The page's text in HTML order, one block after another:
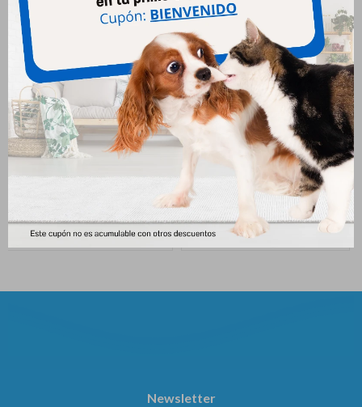
$1.113 $2.225
Cidar Gatos 1.5 - 3 Kg
$ 617
Newsletter